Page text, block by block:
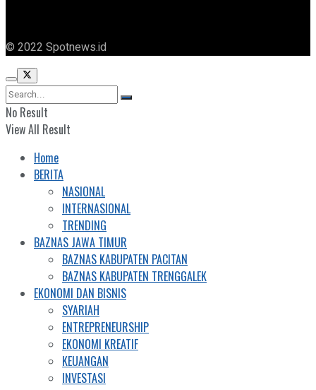
© 2022 Spotnews.id
No Result
View All Result
Home
BERITA
NASIONAL
INTERNASIONAL
TRENDING
BAZNAS JAWA TIMUR
BAZNAS KABUPATEN PACITAN
BAZNAS KABUPATEN TRENGGALEK
EKONOMI DAN BISNIS
SYARIAH
ENTREPRENEURSHIP
EKONOMI KREATIF
KEUANGAN
INVESTASI